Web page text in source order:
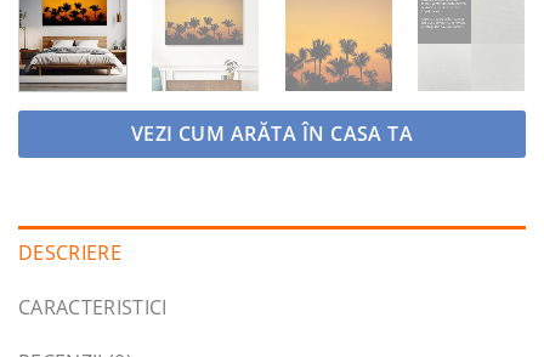
VEZI CUM ARĂTA ÎN CASA TA
DESCRIERE
CARACTERISTICI